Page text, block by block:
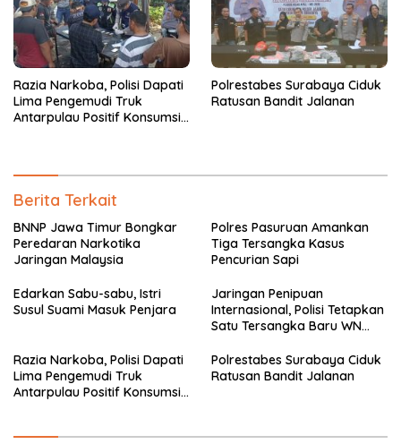
Razia Narkoba, Polisi Dapati
Lima Pengemudi Truk
Antarpulau Positif Konsumsi
Polrestabes Surabaya Ciduk
Ratusan Bandit Jalanan
Berita Terkait
BNNP Jawa Timur Bongkar
Peredaran Narkotika
Jaringan Malaysia
Polres Pasuruan Amankan
Tiga Tersangka Kasus
Pencurian Sapi
Edarkan Sabu-sabu, Istri
Susul Suami Masuk Penjara
Jaringan Penipuan
Internasional, Polisi Tetapkan
Satu Tersangka Baru WN
Razia Narkoba, Polisi Dapati
Lima Pengemudi Truk
Antarpulau Positif Konsumsi
Polrestabes Surabaya Ciduk
Ratusan Bandit Jalanan